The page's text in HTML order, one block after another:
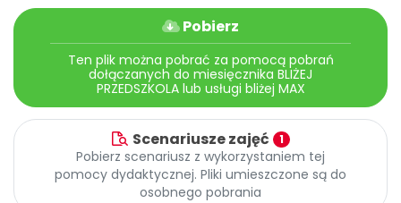
Archiwalne numery
Pomoc
Pobierz
Ten plik można pobrać za pomocą pobrań
dołączanych do miesięcznika BLIŻEJ
PRZEDSZKOLA lub usługi bliżej MAX
Scenariusze zajęć 1
Pobierz scenariusz z wykorzystaniem tej
pomocy dydaktycznej. Pliki umieszczone są do
osobnego pobrania